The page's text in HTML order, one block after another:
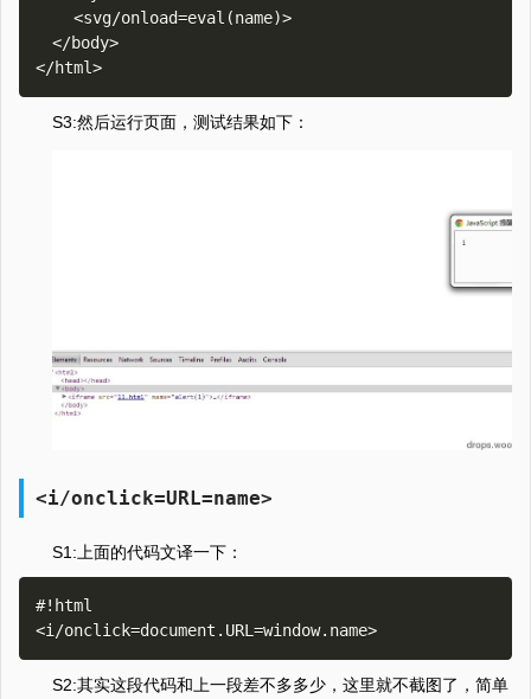
</body>
S3:然后运行页面，测试结果如下：
<i/onclick=URL=name>
S1:上面的代码文译一下：
#!html
S2:其实这段代码和上一段差不多多少，这里就不截图了，简单